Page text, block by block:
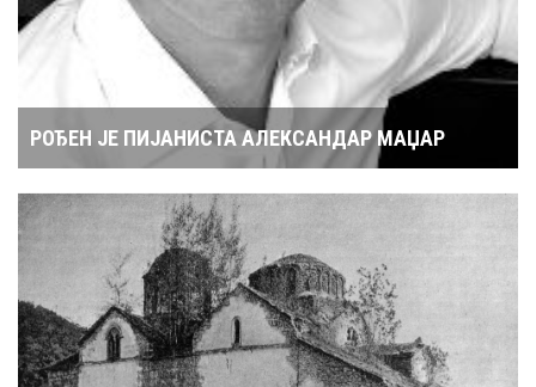
РОЂЕН ЈЕ ПИЈАНИСТА АЛЕКСАНДАР МАЏАР